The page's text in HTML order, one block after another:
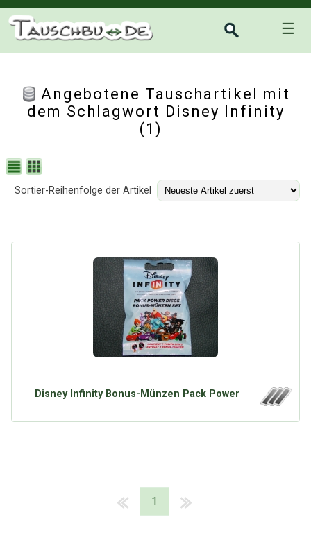
☰
Angebotene Tauschartikel mit
dem Schlagwort Disney Infinity
(1)
Sortier-Reihenfolge der Artikel
Disney Infinity Bonus-Münzen Pack Power
1